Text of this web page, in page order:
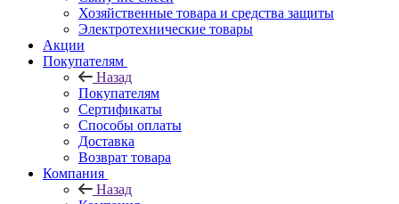
Хозяйственные товара и средства защиты
Электротехнические товары
Акции
Покупателям
Назад
Покупателям
Сертификаты
Способы оплаты
Доставка
Возврат товара
Компания
Назад